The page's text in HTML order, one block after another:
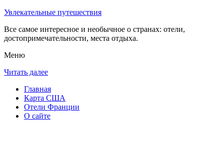
Увлекательные путешествия
Все самое интересное и необычное о странах: отели,
достопримечательности, места отдыха.
Меню
Читать далее
Главная
Карта США
Отели Франции
О сайте